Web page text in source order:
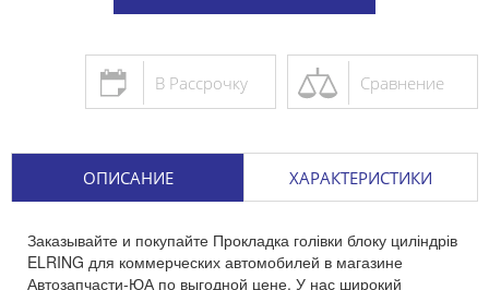
Сравнение
В Рассрочку
ОПИСАНИЕ ХАРАКТЕРИСТИКИ
Заказывайте и покупайте Прокладка голівки блоку циліндрів
ELRING для коммерческих автомобилей в магазине
Автозапчасти-ЮА по выгодной цене. У нас широкий